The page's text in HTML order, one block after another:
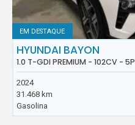
EM DESTAQUE
HYUNDAI BAYON
1.0 T-GDI PREMIUM - 102CV - 5P
2024
31.468 km
Gasolina